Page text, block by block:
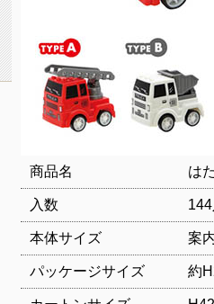
商品名 はたらく
入数 144入(12個
本体サイズ 案内書
パッケージサイズ 約